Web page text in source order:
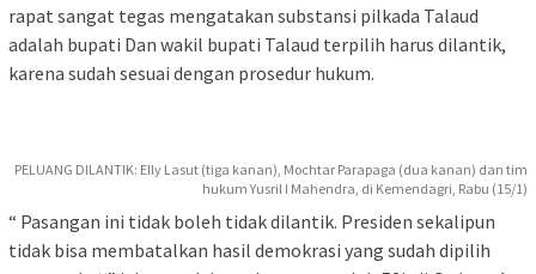
rapat sangat tegas mengatakan substansi pilkada Talaud
adalah bupati Dan wakil bupati Talaud terpilih harus dilantik,
karena sudah sesuai dengan prosedur hukum.
PELUANG DILANTIK: Elly Lasut (tiga kanan), Mochtar Parapaga (dua kanan) dan tim
hukum Yusril I Mahendra, di Kemendagri, Rabu (15/1)
“ Pasangan ini tidak boleh tidak dilantik. Presiden sekalipun
tidak bisa membatalkan hasil demokrasi yang sudah dipilih